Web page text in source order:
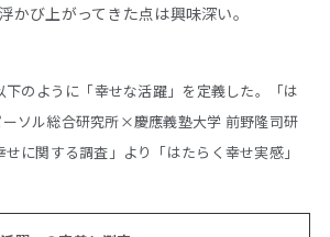
かび上がってきた点は興味深い。
下のように「幸せな活躍」を定義した。「は
ソル総合研究所×慶應義塾大学 前野隆司研
に関する調査」より「はたらく幸せ実感」